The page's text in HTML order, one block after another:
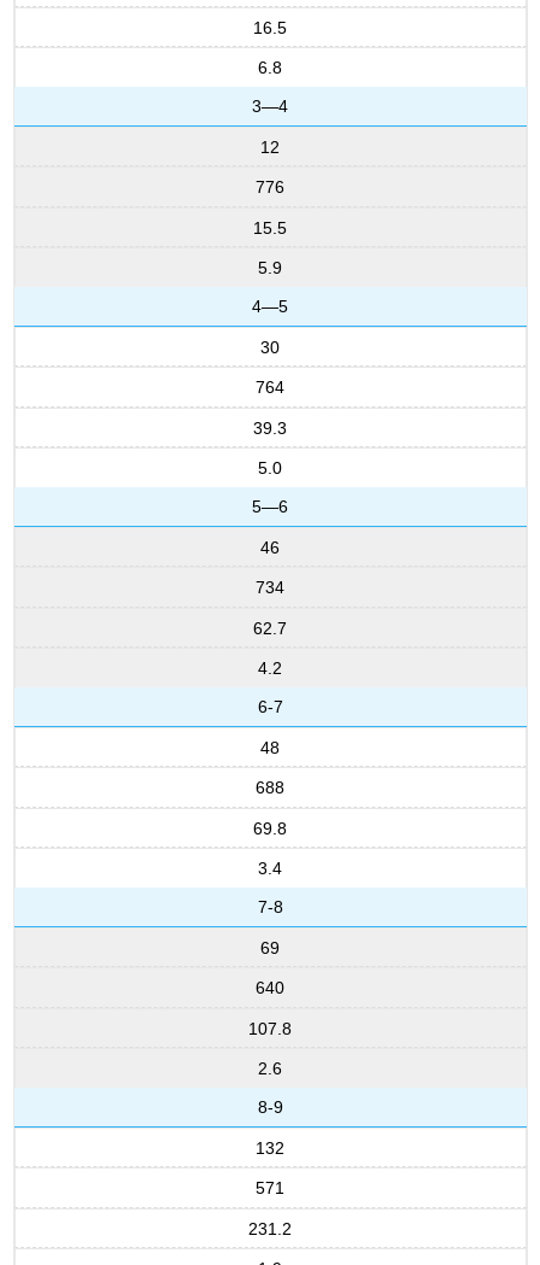
16.5
6.8
3—4
12
776
15.5
5.9
4—5
30
764
39.3
5.0
5—6
46
734
62.7
4.2
6-7
48
688
69.8
3.4
7-8
69
640
107.8
2.6
8-9
132
571
231.2